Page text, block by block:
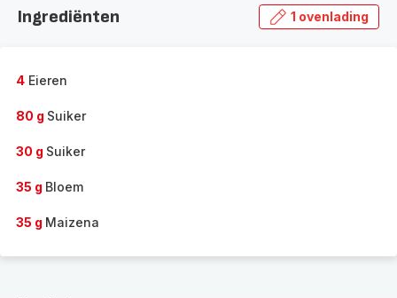
Ingrediënten 1 ovenlading
4 Eieren
80 g Suiker
30 g Suiker
35 g Bloem
35 g Maizena